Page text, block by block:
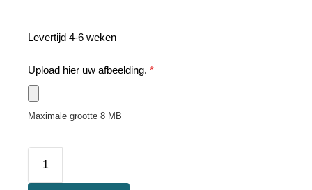
Levertijd 4-6 weken
Upload hier uw afbeelding. *
Maximale grootte 8 MB